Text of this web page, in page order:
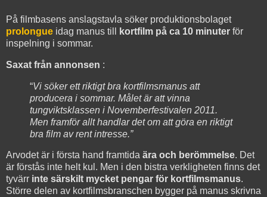
På filmbasens anslagstavla söker produktionsbolaget
prolongue idag manus till kortfilm på ca 10 minuter för
inspelning i sommar.
Saxat från annonsen :
“Vi söker ett riktigt bra kortfilmsmanus att
producera i sommar. Målet är att vinna
tungviktsklassen i Novemberfestivalen 2011.
Men framför allt handlar det om att göra en riktigt
bra film av rent intresse.”
Arvodet är i första hand framtida ära och berömmelse. Det
är förstås inte helt kul. Men i den bistra verkligheten finns det
tyvärr inte särskilt mycket pengar för kortfilmsmanus.
Större delen av kortfilmsbranschen bygger på manus skrivna